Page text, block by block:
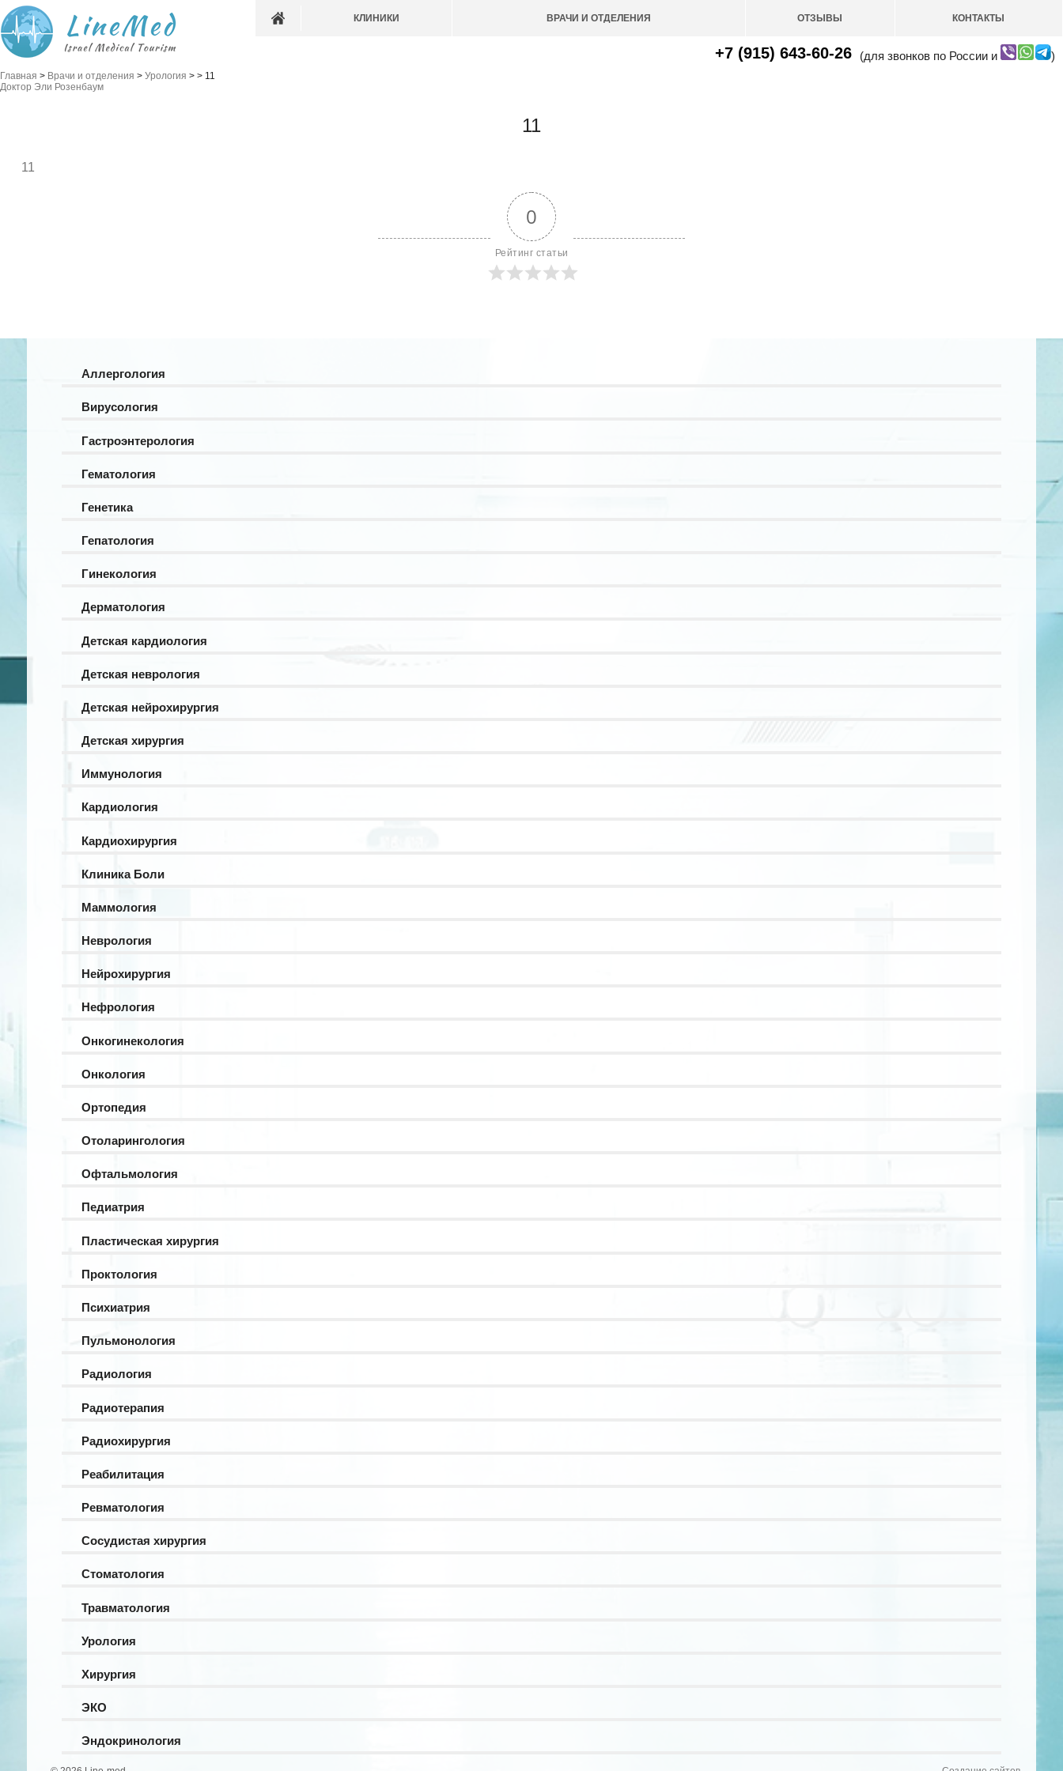
КЛИНИКИ ВРАЧИ И ОТДЕЛЕНИЯ ОТЗЫВЫ КОНТАКТЫ
+7 (915) 643-60-26 (для звонков по России и )
Главная > Врачи и отделения > Урология >
Доктор Эли Розенбаум
> 11
11
11
0
Рейтинг статьи
Аллергология
Вирусология
Гастроэнтерология
Гематология
Генетика
Гепатология
Гинекология
Дерматология
Детская кардиология
Детская неврология
Детская нейрохирургия
Детская хирургия
Иммунология
Кардиология
Кардиохирургия
Клиника Боли
Маммология
Неврология
Нейрохирургия
Нефрология
Онкогинекология
Онкология
Ортопедия
Отоларингология
Офтальмология
Педиатрия
Пластическая хирургия
Проктология
Психиатрия
Пульмонология
Радиология
Радиотерапия
Радиохирургия
Реабилитация
Ревматология
Сосудистая хирургия
Стоматология
Травматология
Урология
Хирургия
ЭКО
Эндокринология